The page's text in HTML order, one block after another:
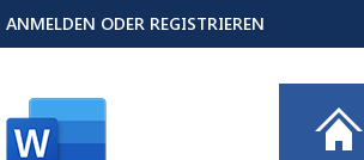
ANMELDEN ODER REGISTRIEREN